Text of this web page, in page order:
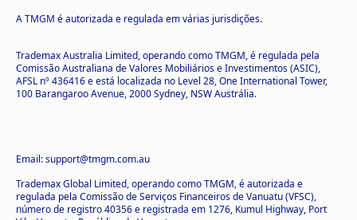
A TMGM é autorizada e regulada em várias jurisdições.
Trademax Australia Limited, operando como TMGM, é regulada pela
Comissão Australiana de Valores Mobiliários e Investimentos (ASIC),
AFSL nº 436416 e está localizada no Level 28, One International Tower,
100 Barangaroo Avenue, 2000 Sydney, NSW Austrália.
Email: support@tmgm.com.au
Trademax Global Limited, operando como TMGM, é autorizada e
regulada pela Comissão de Serviços Financeiros de Vanuatu (VFSC),
número de registro 40356 e registrada em 1276, Kumul Highway, Port